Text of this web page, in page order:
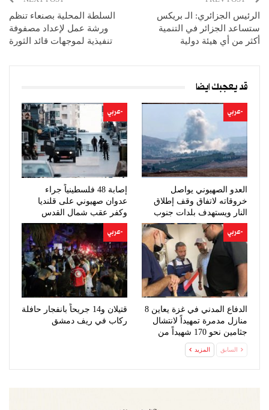
الرئيس الجزائري: الـ بريكس
ستساعد الجزائر في التنمية
أكثر من أي هيئة دولية
السلطة المحلية بصنعاء تنظم
ورشة عمل لإعداد مصفوفة
تنفيذية لموجهات قائد الثورة
قد يعجبك ايضا
-عربي
العدو الصهيوني يواصل
خروقاته لاتفاق وقف إطلاق
النار ويستهدف بلدات جنوب
لبنان
-عربي
إصابة 48 فلسطينياً جراء
عدوان صهيوني على قلنديا
وكفر عقب شمال القدس
-عربي
الدفاع المدني في غزة يعاين 8
منازل مدمرة تمهيداً لانتشال
جثامين نحو 170 شهيداً من
-عربي
قتيلان و14 جريحاً بانفجار حافلة
ركاب في ريف دمشق
السابق المزيد